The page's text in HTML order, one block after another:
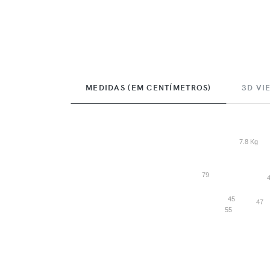
MEDIDAS (EM CENTÍMETROS) 3D
79
45
55
47
7.8 Kg